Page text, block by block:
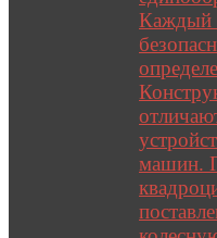
Каждый
машин.